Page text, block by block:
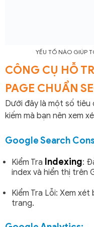
YẾU TỐ NÀO GIÚP
CÔNG CỤ HỖ
PAGE CHUẨN
Dưới đây là một số
kiếm mà bạn nên xem
Google Search
Kiểm Tra Indexing:
index và hiển thị trên
Kiểm Tra Lỗi: Xem
trang.